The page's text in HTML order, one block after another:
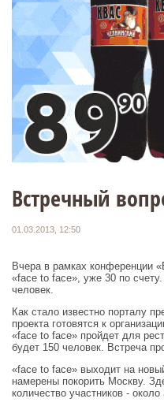
Встречный
01.03.2013, 12:50
Вчера в рамках конференции
«face to face», уже 30 по
человек.
Как стало известно порталу
проекта готовятся к
«face to face» пройдет для
будет 150 человек. Встреча
«face to face» выходит на
намерены покорить Москву.
количество участников - около